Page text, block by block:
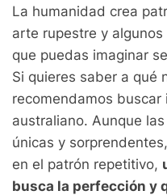
La humanidad crea
arte rupestre y
que puedas imaginar
Si quieres saber a qué
recomendamos buscar
australiano. Aunque
únicas y
en el patrón repetitivo,
busca la perfección y